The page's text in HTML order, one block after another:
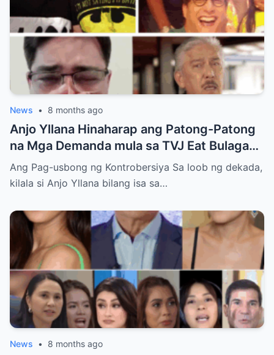
News • 8 months ago
Anjo Yllana Hinaharap ang Patong-Patong
na Mga Demanda mula sa TVJ Eat Bulaga
Dabarkads: Isang Malalim na Pagsusuri sa
Krisis ng Aktor
Ang Pag-usbong ng Kontrobersiya Sa loob ng dekada,
kilala si Anjo Yllana bilang isa sa…
News • 8 months ago